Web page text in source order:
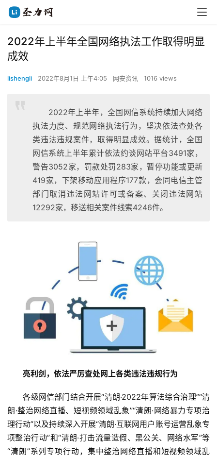
2022年上半年全国网络执法工作取得明显
成效
lishengli 2022年8月1日 上午4:05 网安资讯 1016 views
2022年上半年，全国网信系统持续加大网络
执法力度、规范网络执法行为，坚决依法查处各
类违法违规案件，取得明显成效。据统计，全国
网信系统上半年累计依法约谈网站平台3491家，
警告3052家，罚款处罚283家，暂停功能或更新
419家，下架移动应用程序177款，会同电信主管
部门取消违法网站许可或备案、关闭违法网站
12292家，移送相关案件线索4246件。
亮利剑，依法严厉查处网上各类违法违规行为
各级网信部门结合开展“清朗·2022年算法综合治理”“清
朗·整治网络直播、短视频领域乱象”“清朗·网络暴力专项治
理行动”以及持续深入开展“清朗·互联网用户账号运营乱象专
项整治行动”和“清朗·打击流量造假、黑公关、网络水军”等
“清朗”系列专项行动，集中整治网络直播和短视频领域乱